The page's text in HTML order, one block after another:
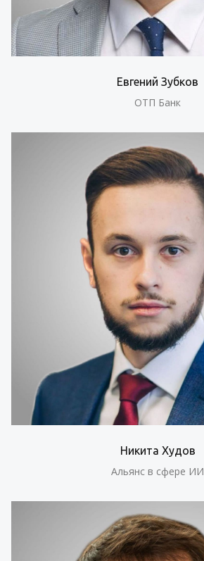
Евгений Зубков
ОТП Банк
Никита Худов
Альянс в сфере ИИ